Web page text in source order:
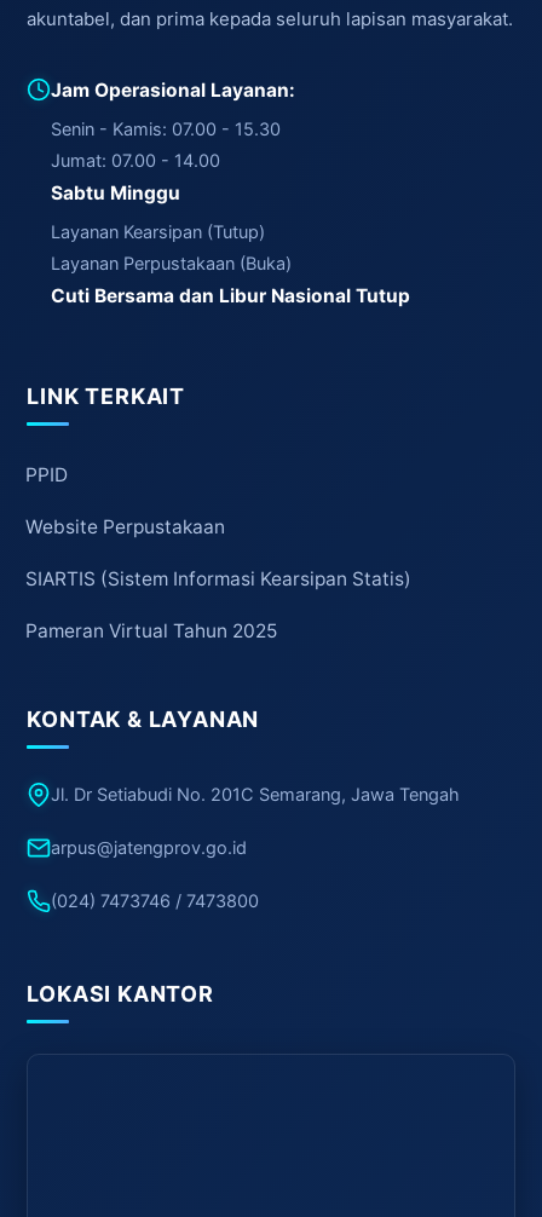
akuntabel, dan prima kepada seluruh lapisan masyarakat.
Jam Operasional Layanan:
Senin - Kamis: 07.00 - 15.30
Jumat: 07.00 - 14.00
Sabtu Minggu
Layanan Kearsipan (Tutup)
Layanan Perpustakaan (Buka)
Cuti Bersama dan Libur Nasional Tutup
LINK TERKAIT
PPID
Website Perpustakaan
SIARTIS (Sistem Informasi Kearsipan Statis)
Pameran Virtual Tahun 2025
KONTAK & LAYANAN
Jl. Dr Setiabudi No. 201C Semarang, Jawa Tengah
arpus@jatengprov.go.id
(024) 7473746 / 7473800
LOKASI KANTOR